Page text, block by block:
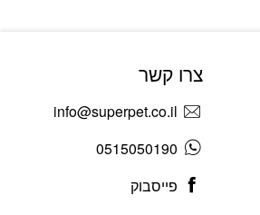
צרו קשר
info@superpet.co.il
0515050190
פייסבוק